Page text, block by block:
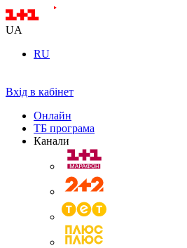
UA
RU
Вхід в кабінет
Онлайн
ТБ програма
Канали